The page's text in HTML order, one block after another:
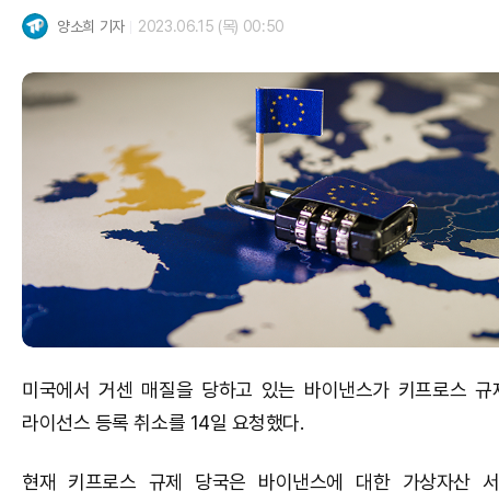
양소희 기자 2023.06.15 (목) 00:50
미국에서 거센 매질을 당하고 있는 바이낸스가 키프로스 규
라이선스 등록 취소를 14일 요청했다.
현재 키프로스 규제 당국은 바이낸스에 대한 가상자산